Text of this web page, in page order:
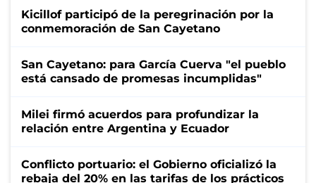
Kicillof participó de la peregrinación por la
conmemoración de San Cayetano
San Cayetano: para García Cuerva "el pueblo
está cansado de promesas incumplidas"
Milei firmó acuerdos para profundizar la
relación entre Argentina y Ecuador
Conflicto portuario: el Gobierno oficializó la
rebaja del 20% en las tarifas de los prácticos